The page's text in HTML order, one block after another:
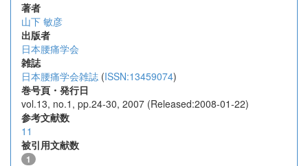
著者
山下 敏彦
出版者
日本腰痛学会
雑誌
日本腰痛学会雑誌 (ISSN:13459074)
巻号頁・発行日
vol.13, no.1, pp.24-30, 2007 (Released:2008-01-22)
参考文献数
11
被引用文献数
1